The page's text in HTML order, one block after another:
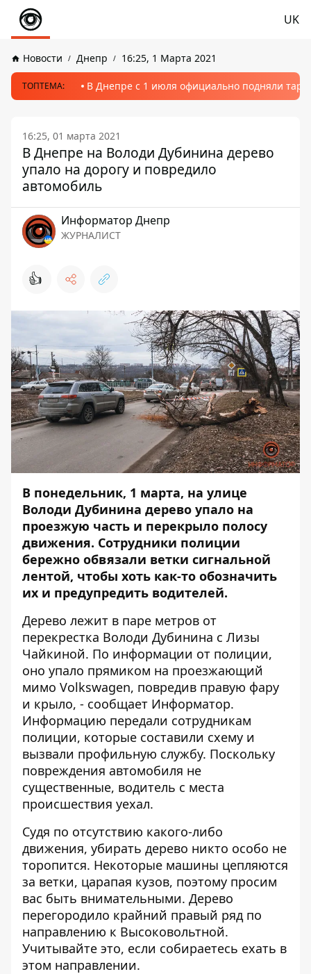
UK
Новости Днепр 16:25, 1 Марта 2021
ТОПТЕМА: В Днепре с 1 июля официально подняли
16:25, 01 марта 2021
В Днепре на Володи Дубинина дерево
упало на дорогу и повредило
автомобиль
Информатор Днепр
ЖУРНАЛИСТ
👍
В понедельник, 1 марта, на улице
Володи Дубинина дерево упало на
проезжую часть и перекрыло полосу
движения. Сотрудники полиции
бережно обвязали ветки сигнальной
лентой, чтобы хоть как-то обозначить
их и предупредить водителей.
Дерево лежит в паре метров от
перекрестка Володи Дубинина с Лизы
Чайкиной. По информации от полиции,
оно упало прямиком на проезжающий
мимо Volkswagen, повредив правую фару
и крыло, - сообщает Информатор.
Информацию передали сотрудникам
полиции, которые составили схему и
вызвали профильную службу. Поскольку
повреждения автомобиля не
существенные, водитель с места
происшествия уехал.
Судя по отсутствию какого-либо
движения, убирать дерево никто особо не
торопится. Некоторые машины цепляются
за ветки, царапая кузов, поэтому просим
вас быть внимательными. Дерево
перегородило крайний правый ряд по
направлению к Высоковольтной.
Учитывайте это, если собираетесь ехать в
этом направлении.